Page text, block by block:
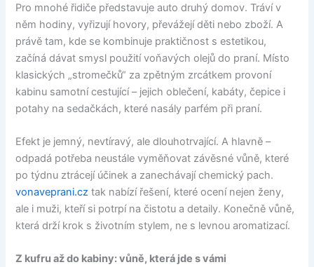
Pro mnohé řidiče představuje auto druhý domov. Tráví v
něm hodiny, vyřizují hovory, převážejí děti nebo zboží. A
právě tam, kde se kombinuje praktičnost s estetikou,
začíná dávat smysl použití voňavých olejů do praní. Místo
klasických „stromečků“ za zpětným zrcátkem provoní
kabinu samotní cestující – jejich oblečení, kabáty, čepice i
potahy na sedačkách, které nasály parfém při praní.
Efekt je jemný, nevtíravý, ale dlouhotrvající. A hlavně –
odpadá potřeba neustále vyměňovat závěsné vůně, které
po týdnu ztrácejí účinek a zanechávají chemický pach.
vonaveprani.cz tak nabízí řešení, které ocení nejen ženy,
ale i muži, kteří si potrpí na čistotu a detaily. Konečně vůně,
která drží krok s životním stylem, ne s levnou aromatizací.
Z kufru až do kabiny: vůně, která jde s vámi